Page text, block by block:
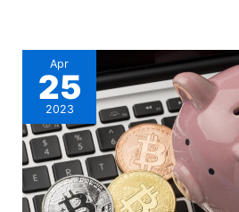
Apr
25
2023